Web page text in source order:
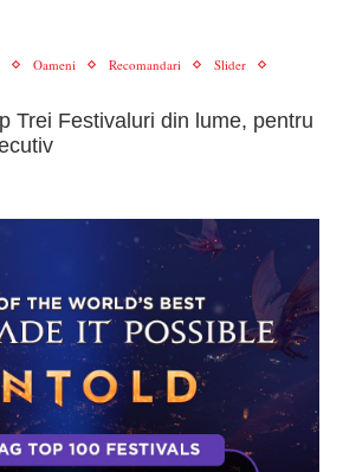
Oameni Recomandari
Slider
Trei Festivaluri din lume, pentru